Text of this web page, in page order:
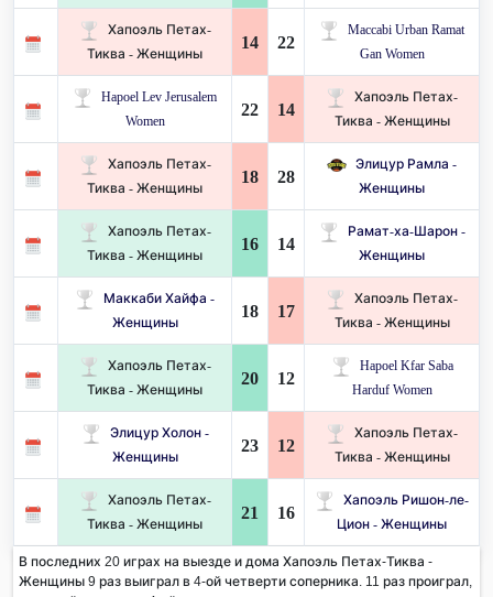
Хапоэль Петах-
Тиква - Женщины
14 22
Maccabi Urban Ramat
Gan Women
Hapoel Lev Jerusalem
Women
22 14
Хапоэль Петах-
Тиква - Женщины
Хапоэль Петах-
Тиква - Женщины
18 28
Элицур Рамла -
Женщины
Хапоэль Петах-
Тиква - Женщины
16 14
Рамат-ха-Шарон -
Женщины
Маккаби Хайфа -
Женщины
18 17
Хапоэль Петах-
Тиква - Женщины
Хапоэль Петах-
Тиква - Женщины
20 12
Hapoel Kfar Saba
Harduf Women
Элицур Холон -
Женщины
23 12
Хапоэль Петах-
Тиква - Женщины
Хапоэль Петах-
Тиква - Женщины
21 16
Хапоэль Ришон-ле-
Цион - Женщины
В последних 20 играх на выезде и дома Хапоэль Петах-Тиква -
Женщины 9 раз выиграл в 4-ой четверти соперника. 11 раз проиграл,